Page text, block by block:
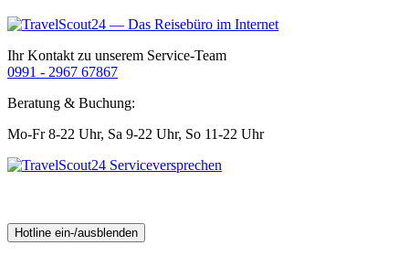
Ihr Kontakt zu unserem Service-Team
0991 - 2967 67867
Beratung & Buchung:
Mo-Fr 8-22 Uhr, Sa 9-22 Uhr, So 11-22 Uhr
Hotline ein-/ausblenden